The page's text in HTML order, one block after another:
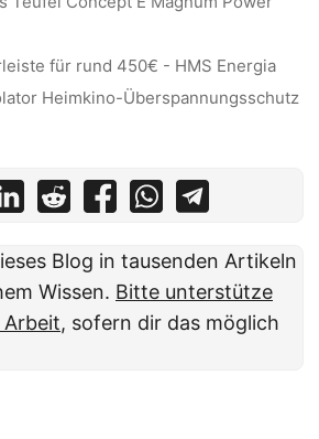
für rund 450€ - HMS Energia
Heimkino-Überspannungsschutz
Blog in tausenden Artikeln
Wissen. Bitte unterstütze
Arbeit, sofern dir das möglich